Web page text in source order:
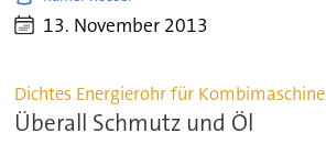
13. November 2013
Dichtes Energierohr für Kombimaschine
Überall Schmutz und Öl